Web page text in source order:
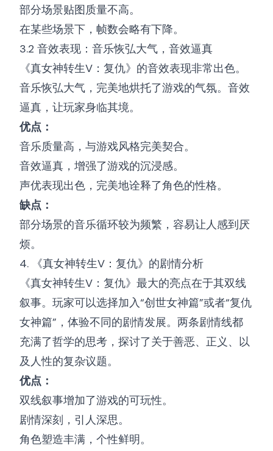
部分场景贴图质量不高。
在某些场景下，帧数会略有下降。
3.2 音效表现：音乐恢弘大气，音效逼真
《真女神转生V：复仇》的音效表现非常出色。
音乐恢弘大气，完美地烘托了游戏的气氛。音效
逼真，让玩家身临其境。
优点：
音乐质量高，与游戏风格完美契合。
音效逼真，增强了游戏的沉浸感。
声优表现出色，完美地诠释了角色的性格。
缺点：
部分场景的音乐循环较为频繁，容易让人感到厌
烦。
4. 《真女神转生V：复仇》的剧情分析
《真女神转生V：复仇》最大的亮点在于其双线
叙事。玩家可以选择加入“创世女神篇”或者“复仇
女神篇”，体验不同的剧情发展。两条剧情线都
充满了哲学的思考，探讨了关于善恶、正义、以
及人性的复杂议题。
优点：
双线叙事增加了游戏的可玩性。
剧情深刻，引人深思。
角色塑造丰满，个性鲜明。